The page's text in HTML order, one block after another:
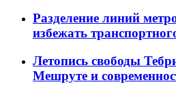
Разделение линий
избежать
Летопись свободы
Мешруте и